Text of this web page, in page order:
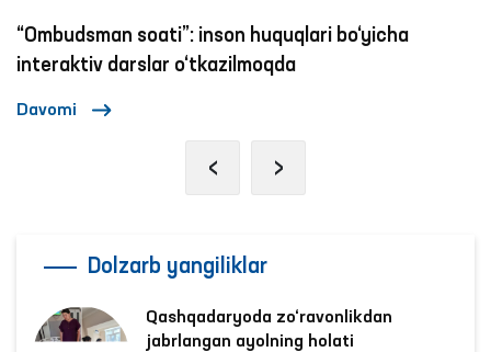
inson huquqlari bo‘yicha
Ijtimoiy
‹ ›
Dolzarb yangiliklar
Qashqadaryoda zo‘ravonlikdan
jabrlangan ayolning holati